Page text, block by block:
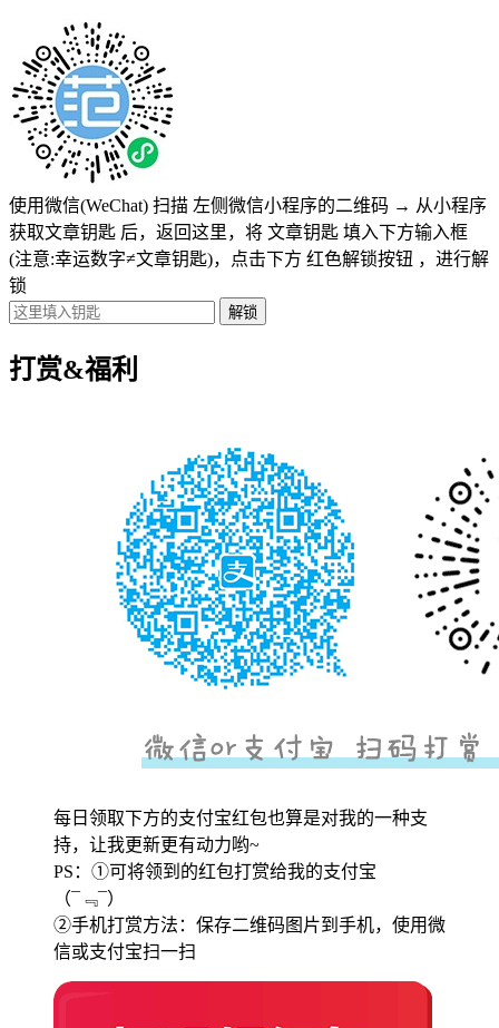
使用微信(WeChat) 扫描 左侧微信小程序的二维码 → 从小程序
获取文章钥匙 后，返回这里，将 文章钥匙 填入下方输入框
(注意:幸运数字≠文章钥匙)，点击下方 红色解锁按钮 ，进行解
锁
打赏&福利
每日领取下方的支付宝红包也算是对我的一种支
持，让我更新更有动力哟~
PS：①可将领到的红包打赏给我的支付宝
（¯﹃¯）
②手机打赏方法：保存二维码图片到手机，使用微
信或支付宝扫一扫